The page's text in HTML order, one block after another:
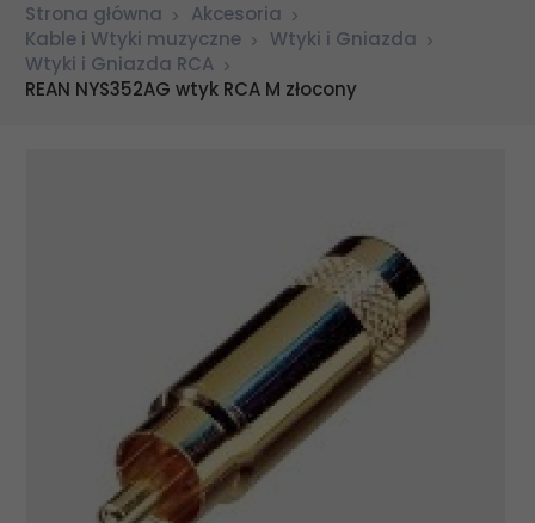
Strona główna
Akcesoria
Kable i Wtyki muzyczne
Wtyki i Gniazda
Wtyki i Gniazda RCA
REAN NYS352AG wtyk RCA M złocony